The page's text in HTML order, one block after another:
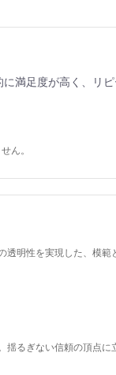
満足度が高く、リ
ん。
明性を実現した、模範
るぎない信頼の頂点に